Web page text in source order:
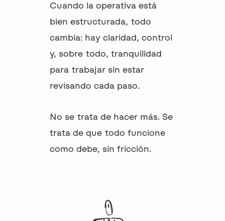
Cuando la operativa está
bien estructurada, todo
cambia: hay claridad, control
y, sobre todo, tranquilidad
para trabajar sin estar
revisando cada paso.
No se trata de hacer más. Se
trata de que todo funcione
como debe, sin fricción.